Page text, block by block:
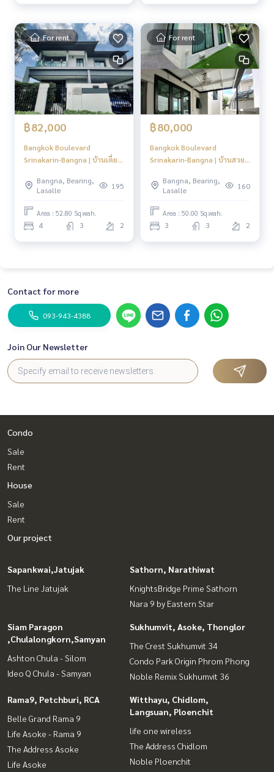
สระว่ายน้ำ 20 x 8 เมตร
พื้นที่พักผ่อน
สวนสาธารณะบรรยากาศสวิส 1-2-0.4 ไร่
Triple Security ตลอด 24 ชั่วโมง
กล้อง CCTV ทั่วทั้งโครงการ
ประตูทางเข้าโครงการแบบ Double Gate
แยกส่วน Guest Area และ Residential Area
ควบคุมการเข้าออกด้วย Access Card
ติดตั้งสัญญาณกันขโมยระบบ Magnetic และ Shock Sensor
รั้วรอบโครงการสูง 3 เมตร พร้อม เหล็กแหลม
----------------------------------------
ure to give.
What App+6693-943-4388
LINE ID : @BPP2019
#Pangs
For rent
฿82,000
Bangkok Boulevard
Srinakarin-Bangna | บ้านเดี่ยว
รถไฟฟ้า #HL Focus
Bangna, Bearing,
Lasalle
195
Area : 52.80 Sq.wah.
4 3 2
For rent
฿80,000
Bangkok Boulevard
Srinakarin-Bangna | บ้านสวย
Mega Bangna #HL Focus
Bangna, Bearing,
Lasalle
160
Area : 50.00 Sq.wah.
3 3 2
Contact for more
093-943-4388
Join Our Newsletter
Condo
Sale
Rent
House
Sale
Rent
Our project
Sapankwai,Jatujak
The Line Jatujak
Sathorn, Narathiwat
KnightsBridge Prime Sathorn
Nara 9 by Eastern Star
Siam Paragon
,Chulalongkorn,Samyan
Ashton Chula - Silom
Ideo Q Chula - Samyan
Sukhumvit, Asoke, Thonglor
The Crest Sukhumvit 34
Condo Park Origin Phrom Phong
Noble Remix Sukhumvit 36
Rama9, Petchburi, RCA
Belle Grand Rama 9
Life Asoke - Rama 9
The Address Asoke
Life Asoke
Witthayu, Chidlom,
Langsuan, Ploenchit
life one wireless
The Address Chidlom
Noble Ploenchit